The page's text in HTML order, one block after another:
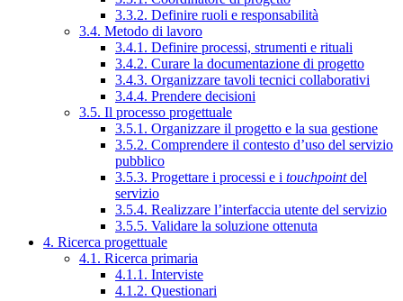
3.3.2. Definire ruoli e responsabilità
3.4. Metodo di lavoro
3.4.1. Definire processi, strumenti e rituali
3.4.2. Curare la documentazione di progetto
3.4.3. Organizzare tavoli tecnici collaborativi
3.4.4. Prendere decisioni
3.5. Il processo progettuale
3.5.1. Organizzare il progetto e la sua gestione
3.5.2. Comprendere il contesto d’uso del servizio
pubblico
3.5.3. Progettare i processi e i touchpointdel
servizio
3.5.4. Realizzare l’interfaccia utente del servizio
3.5.5. Validare la soluzione ottenuta
4. Ricerca progettuale
4.1. Ricerca primaria
4.1.1. Interviste
4.1.2. Questionari